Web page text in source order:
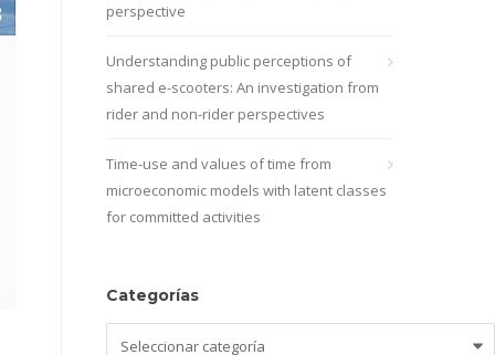
perspective
Understanding public perceptions of
shared e-scooters: An investigation from
rider and non-rider perspectives
Time-use and values of time from
microeconomic models with latent classes
for committed activities
Categorías